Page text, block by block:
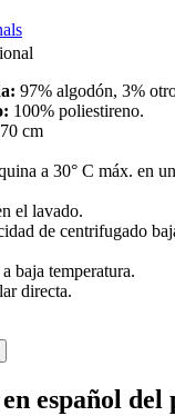
97% algodón, 3%
100% poliestireno.
cm
a 30° C máx. en
el lavado.
de centrifugado
baja temperatura.
directa.
español del